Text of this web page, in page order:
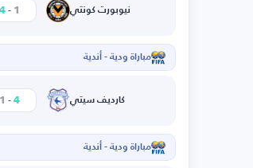
نيوبورت كونتي 1
-
4
مباراة ودية - أندية
كارديف سيتي 4
-
1
مباراة ودية - أندية